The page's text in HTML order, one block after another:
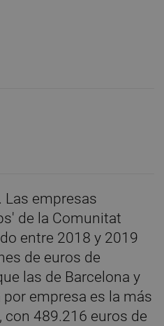
Las empresas
de la Comunitat
entre 2018 y 2019
de euros de
las de Barcelona y
empresa es la más
con 489.216 euros de